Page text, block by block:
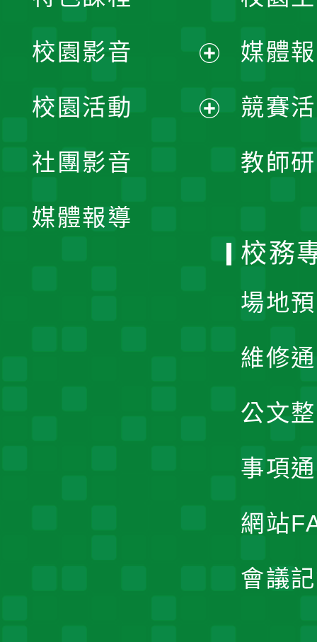
媒體
競賽
教師
校園影音
開
校園活動
社團影音
媒體報導
校務
場地
維修
公文
事項
網站
會議